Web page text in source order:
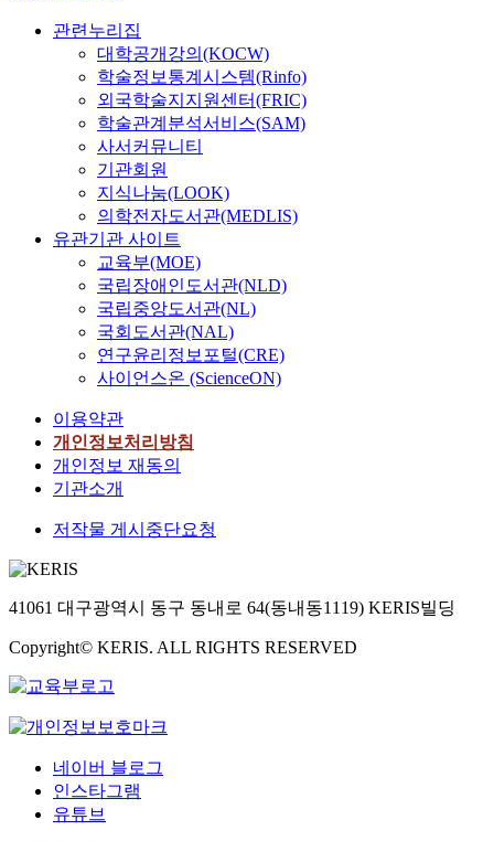
관련누리집
대학공개강의(KOCW)
학술정보통계시스템(Rinfo)
외국학술지지원센터(FRIC)
학술관계분석서비스(SAM)
사서커뮤니티
기관회원
지식나눔(LOOK)
의학전자도서관(MEDLIS)
유관기관 사이트
교육부(MOE)
국립장애인도서관(NLD)
국립중앙도서관(NL)
국회도서관(NAL)
연구윤리정보포털(CRE)
사이언스온 (ScienceON)
이용약관
개인정보처리방침
개인정보 재동의
기관소개
저작물 게시중단요청
41061 대구광역시 동구 동내로 64(동내동1119) KERIS빌딩
Copyright© KERIS. ALL RIGHTS RESERVED
네이버 블로그
인스타그램
유튜브